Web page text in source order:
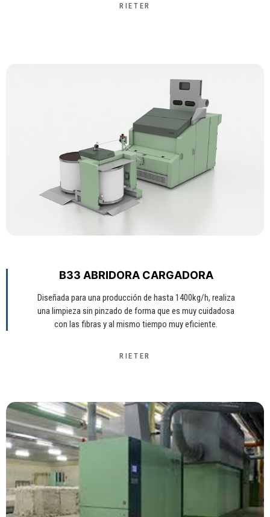
RIETER
B33 ABRIDORA CARGADORA
Diseñada para una producción de hasta 1400kg/h, realiza
una limpieza sin pinzado de forma que es muy cuidadosa
con las fibras y al mismo tiempo muy eficiente.
RIETER